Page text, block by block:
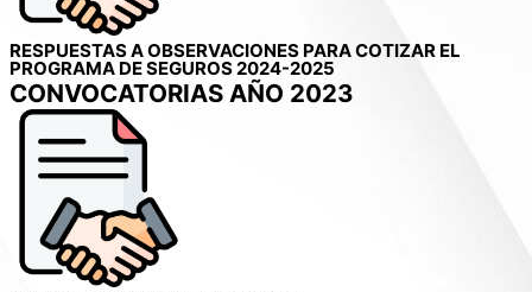
RESPUESTAS A OBSERVACIONES PARA COTIZAR EL
PROGRAMA DE SEGUROS 2024-2025
CONVOCATORIAS AÑO 2023